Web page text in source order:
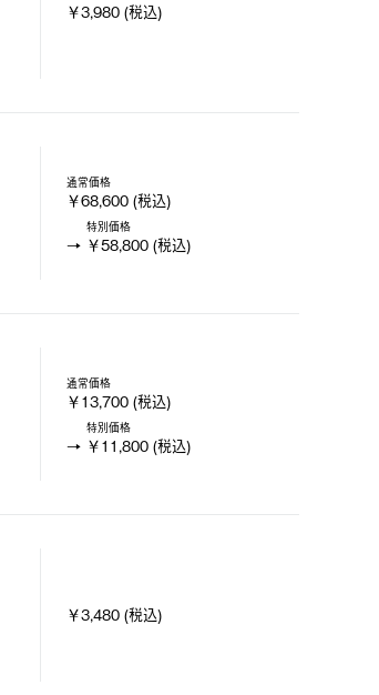
￥3,980 (税込)
通常価格
￥68,600 (税込)
特別価格
￥58,800 (税込)
通常価格
￥13,700 (税込)
特別価格
￥11,800 (税込)
￥3,480 (税込)